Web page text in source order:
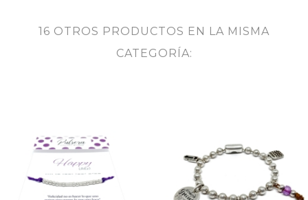
16 OTROS PRODUCTOS EN LA MISMA
CATEGORÍA: